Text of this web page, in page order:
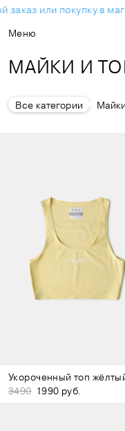
или покупку в
Меню
МАЙКИ И
Все категории
Укороченный топ
3490 1990 руб.